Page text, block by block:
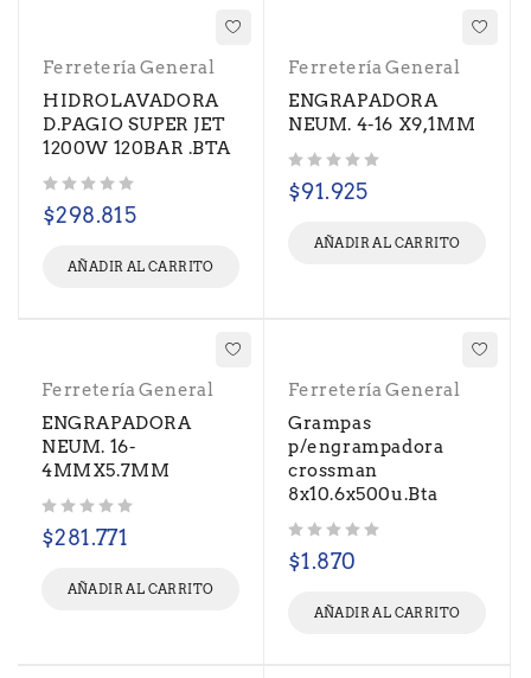
Ferretería General
HIDROLAVADORA
D.PAGIO SUPER JET
1200W 120BAR .BTA
$298.815
AÑADIR AL CARRITO
Ferretería General
ENGRAPADORA
NEUM. 4-16 X9,1MM
$91.925
AÑADIR AL CARRITO
Ferretería General
ENGRAPADORA
NEUM. 16-
4MMX5.7MM
$281.771
AÑADIR AL CARRITO
Ferretería General
Grampas
p/engrampadora
crossman
8x10.6x500u.Bta
$1.870
AÑADIR AL CARRITO